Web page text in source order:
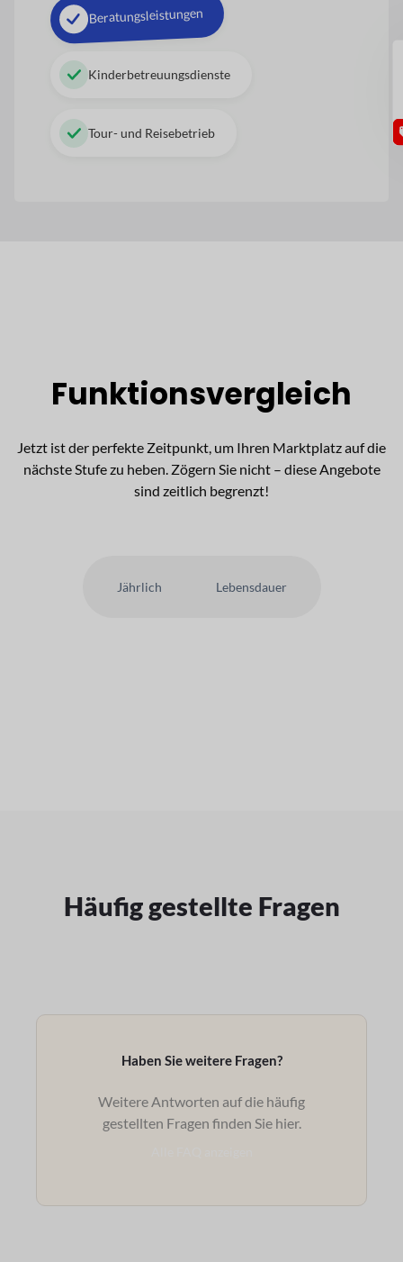
Beratungsleistungen
Kinderbetreuungsdienste
Tour- und Reisebetrieb
Funktionsvergleich
Jetzt ist der perfekte Zeitpunkt, um Ihren Marktplatz auf die
nächste Stufe zu heben. Zögern Sie nicht – diese Angebote
sind zeitlich begrenzt!
Jährlich Lebensdauer
Häufig gestellte Fragen
Haben Sie weitere Fragen?
Weitere Antworten auf die häufig
gestellten Fragen finden Sie hier.